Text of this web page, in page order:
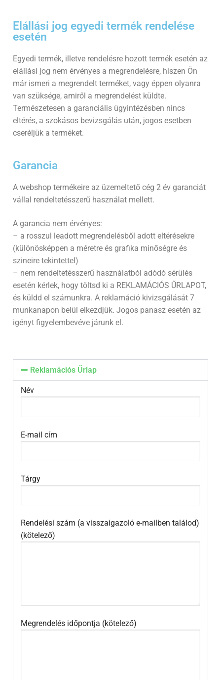
Elállási jog egyedi termék rendelése
esetén
Egyedi termék, illetve rendelésre hozott termék esetén az
elállási jog nem érvényes a megrendelésre, hiszen Ön
már ismeri a megrendelt terméket, vagy éppen olyanra
van szüksége, amiről a megrendelést küldte.
Természetesen a garanciális ügyintézésben nincs
eltérés, a szokásos bevizsgálás után, jogos esetben
cseréljük a terméket.
Garancia​
A webshop termékeire az üzemeltető cég 2 év garanciát
vállal rendeltetésszerű használat mellett.
A garancia nem érvényes:
– a rosszul leadott megrendelésből adott eltérésekre
(különösképpen a méretre és grafika minőségre és
szineire tekintettel)
– nem rendeltetésszerű használatból adódó sérülés
esetén kérlek, hogy töltsd ki a REKLAMÁCIÓS ŰRLAPOT,
és küldd el számunkra. A reklamáció kivizsgálását 7
munkanapon belül elkezdjük. Jogos panasz esetén az
igényt figyelembevéve járunk el.
Reklamációs Űrlap
Név
E-mail cím
Tárgy
Rendelési szám (a visszaigazoló e-mailben találod)
(kötelező)
Megrendelés időpontja (kötelező)